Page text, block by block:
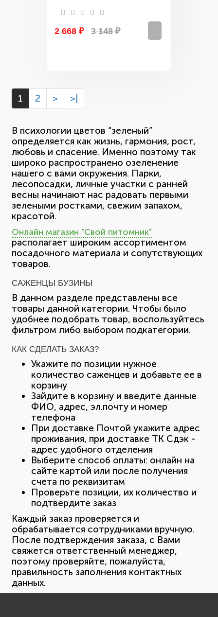
2 668 ₽ 3 148 ₽
1 2 > >|
В психологии цветов “зеленый”
определяется как жизнь, гармония, рост,
любовь и спасение. Именно поэтому так
широко распространено озеленение
нашего с вами окружения. Парки,
лесопосадки, личные участки с ранней
весны начинают нас радовать первыми
зелеными ростками, свежим запахом,
красотой.
Онлайн магазин "Свой питомник"
располагает широким ассортиментом
посадочного материала и сопутствующих
товаров.
САЖЕНЦЫ БУЗИНЫ
В данном разделе представлены все
товары данной категории. Чтобы было
удобнее подобрать товар, воспользуйтесь
фильтром либо выбором подкатегории.
КАК СДЕЛАТЬ ЗАКАЗ?
Укажите по позиции нужное
количество саженцев и добавьте ее в
корзину
Зайдите в корзину и введите данные
ФИО, адрес, эл.почту и номер
телефона
При доставке Почтой укажите адрес
проживания, при доставке ТК Сдэк -
адрес удобного отделения
Выберите способ оплаты: онлайн на
сайте картой или после получения
счета по реквизитам
Проверьте позиции, их количество и
подтвердите заказ
Каждый заказ проверяется и
обрабатывается сотрудниками вручную.
После подтверждения заказа, с Вами
свяжется ответственный менеджер,
поэтому проверяйте, пожалуйста,
правильность заполнения контактных
данных.